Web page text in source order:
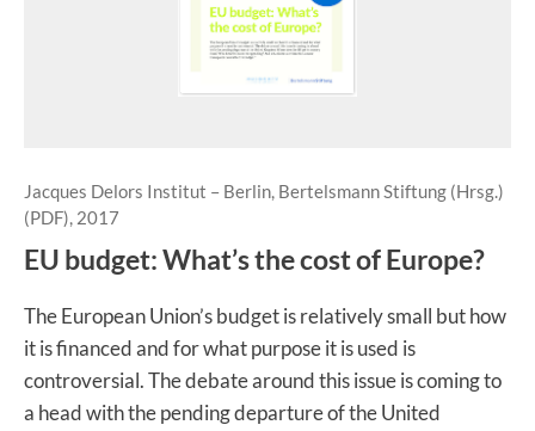
Jacques Delors Institut – Berlin, Bertelsmann Stiftung (Hrsg.)
(PDF), 2017
EU budget: What’s the cost of Europe?
The European Union’s budget is relatively small but how
it is financed and for what purpose it is used is
controversial. The debate around this issue is coming to
a head with the pending departure of the United